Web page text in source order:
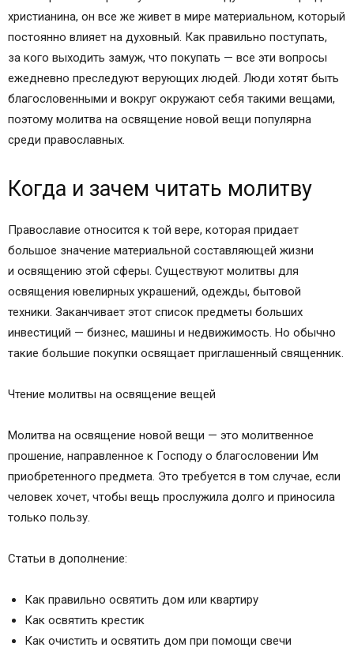
христианина, он все же живет в мире материальном, который
постоянно влияет на духовный. Как правильно поступать,
за кого выходить замуж, что покупать — все эти вопросы
ежедневно преследуют верующих людей. Люди хотят быть
благословенными и вокруг окружают себя такими вещами,
поэтому молитва на освящение новой вещи популярна
среди православных.
Когда и зачем читать молитву
Православие относится к той вере, которая придает
большое значение материальной составляющей жизни
и освящению этой сферы. Существуют молитвы для
освящения ювелирных украшений, одежды, бытовой
техники. Заканчивает этот список предметы больших
инвестиций — бизнес, машины и недвижимость. Но обычно
такие большие покупки освящает приглашенный священник.
Чтение молитвы на освящение вещей
Молитва на освящение новой вещи — это молитвенное
прошение, направленное к Господу о благословении Им
приобретенного предмета. Это требуется в том случае, если
человек хочет, чтобы вещь прослужила долго и приносила
только пользу.
Статьи в дополнение:
Как правильно освятить дом или квартиру
Как освятить крестик
Как очистить и освятить дом при помощи свечи